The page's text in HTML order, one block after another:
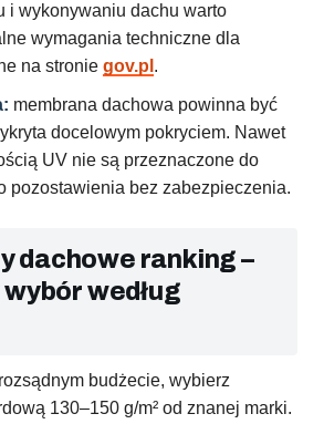
i wykonywaniu dachu warto
wymagania techniczne dla
na stronie gov.pl .
membrana dachowa powinna być
docelowym pokryciem. Nawet
UV nie są przeznaczone do
pozostawienia bez zabezpieczenia.
dachowe ranking –
według
budżecie, wybierz
130–150 g/m² od znanej marki.